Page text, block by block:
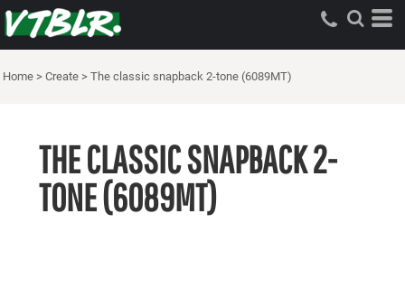
Home > Create > The classic snapback 2-tone (6089MT)
THE CLASSIC SNAPBACK 2-
TONE (6089MT)